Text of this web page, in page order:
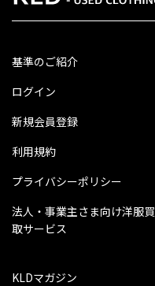
基準のご紹介
ログイン
新規会員登録
利用規約
プライバシーポリシー
法人・事業主さま向け洋服買
取サービス
KLDマガジン